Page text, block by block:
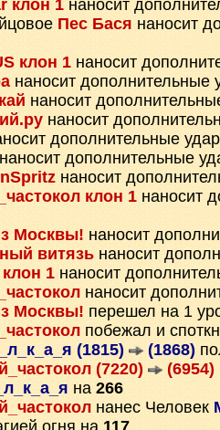
клон 1 наносит
Пес Бася наносит
клон 1 наносит
наносит дополнительные
наносит
наносит
дополнительные
наносит дополнительные
наносит
клон 1 наносит
Москвы! наносит
витязь наносит
1 наносит
наносит
Москвы! перешел на 1
побежал и
(1815) (1868)
(7220) (6954)
на 266
нанес Человек
огня на 117